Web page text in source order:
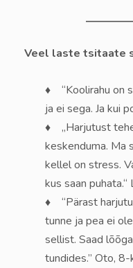
Veel laste tsitaate
♦ “Koolirahu on
ja ei sega. Ja kui
♦ „Harjutust
keskenduma. Ma
kellel on stress.
kus saan
♦ “Pärast
tunne ja pea ei
sellist. Saad
tundides.” Oto,